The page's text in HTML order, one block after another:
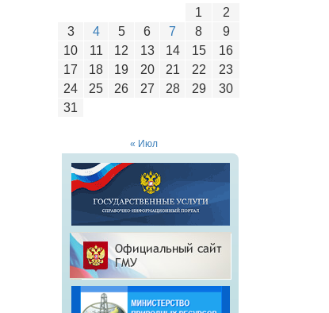
1
2
3
4 5 6 7 8
9
10
11 12 13 14 15
16
17
18 19 20 21 22
23
24
25 26 27 28 29
30
31
« Июл